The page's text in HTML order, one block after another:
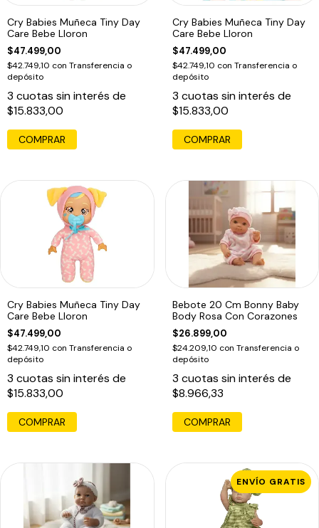
Cry Babies Muñeca Tiny Day
Care Bebe Lloron
$47.499,00
$42.749,10 con Transferencia o
depósito
3 cuotas sin interés de
$15.833,00
Cry Babies Muñeca Tiny Day
Care Bebe Lloron
$47.499,00
$42.749,10 con Transferencia o
depósito
3 cuotas sin interés de
$15.833,00
Cry Babies Muñeca Tiny Day
Care Bebe Lloron
$47.499,00
$42.749,10 con Transferencia o
depósito
3 cuotas sin interés de
$15.833,00
Bebote 20 Cm Bonny Baby
Body Rosa Con Corazones
$26.899,00
$24.209,10 con Transferencia o
depósito
3 cuotas sin interés de
$8.966,33
ENVÍO GRATIS